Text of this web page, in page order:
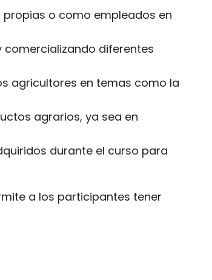
o como empleados en
diferentes
agricultores en temas como la
agrarios, ya sea en
durante el curso para
a los participantes tener